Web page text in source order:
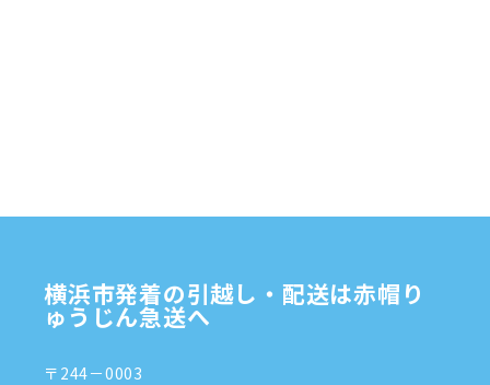
横浜市発着の引越し・配送は赤帽り
ゅうじん急送へ
〒244－0003